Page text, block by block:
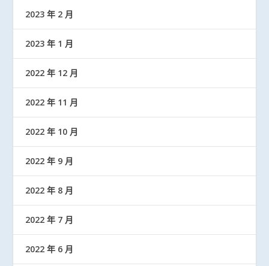
2023 年 2 月
2023 年 1 月
2022 年 12 月
2022 年 11 月
2022 年 10 月
2022 年 9 月
2022 年 8 月
2022 年 7 月
2022 年 6 月